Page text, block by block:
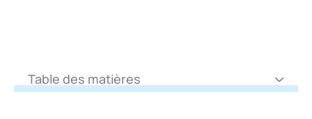
Table des matières